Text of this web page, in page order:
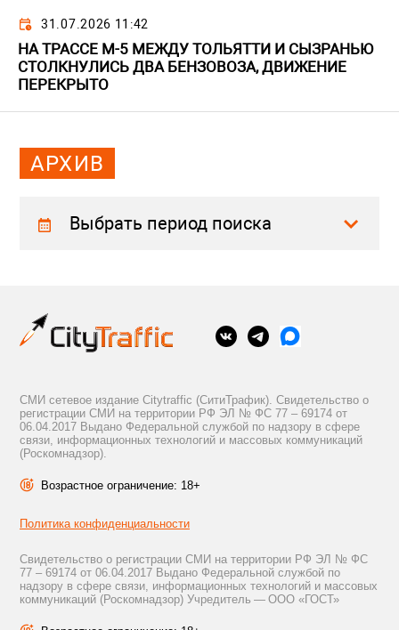
31.07.2026 11:42
НА ТРАССЕ М-5 МЕЖДУ ТОЛЬЯТТИ И СЫЗРАНЬЮ
СТОЛКНУЛИСЬ ДВА БЕНЗОВОЗА, ДВИЖЕНИЕ
ПЕРЕКРЫТО
АРХИВ
Выбрать период поиска
СМИ сетевое издание Citytraffic (СитиТрафик). Свидетельство о
регистрации СМИ на территории РФ ЭЛ № ФС 77 – 69174 от
06.04.2017 Выдано Федеральной службой по надзору в сфере
связи, информационных технологий и массовых коммуникаций
(Роскомнадзор).
Возрастное ограничение: 18+
Политика конфиденциальности
Свидетельство о регистрации СМИ на территории РФ ЭЛ № ФС
77 – 69174 от 06.04.2017 Выдано Федеральной службой по
надзору в сфере связи, информационных технологий и массовых
коммуникаций (Роскомнадзор) Учредитель — ООО «ГОСТ»